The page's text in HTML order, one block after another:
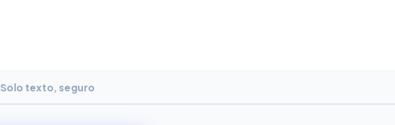
Solo texto, seguro